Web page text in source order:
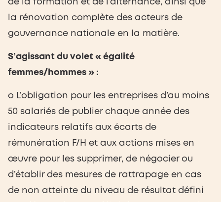
de la formation et de l’alternance, ainsi que
la rénovation complète des acteurs de
gouvernance nationale en la matière.
S’agissant du volet « égalité
femmes/hommes » :
o L’obligation pour les entreprises d’au moins
50 salariés de publier chaque année des
indicateurs relatifs aux écarts de
rémunération F/H et aux actions mises en
œuvre pour les supprimer, de négocier ou
d’établir des mesures de rattrapage en cas
de non atteinte du niveau de résultat défini